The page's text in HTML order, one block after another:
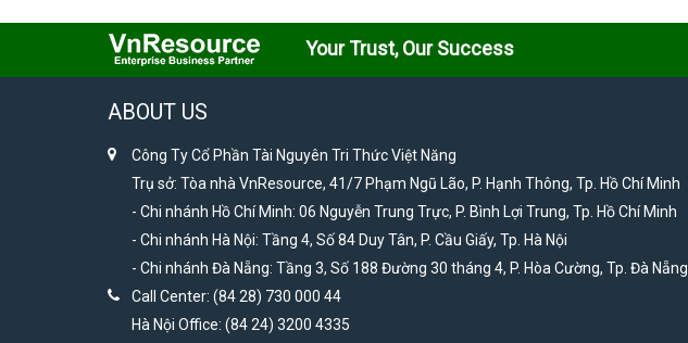
Your Trust, Our Success
ABOUT US
Công Ty Cổ Phần Tài Nguyên Tri Thức Việt Năng
Trụ sở: Tòa nhà VnResource, 41/7 Phạm Ngũ Lão, P. Hạnh Thông, Tp. Hồ Chí Minh
- Chi nhánh Hồ Chí Minh: 06 Nguyễn Trung Trực, P. Bình Lợi Trung, Tp. Hồ Chí Minh
- Chi nhánh Hà Nội: Tầng 4, Số 84 Duy Tân, P. Cầu Giấy, Tp. Hà Nội
- Chi nhánh Đà Nẵng: Tầng 3, Số 188 Đường 30 tháng 4, P. Hòa Cường, Tp. Đà Nẵng
Call Center: (84 28) 730 000 44
Hà Nội Office: (84 24) 3200 4335